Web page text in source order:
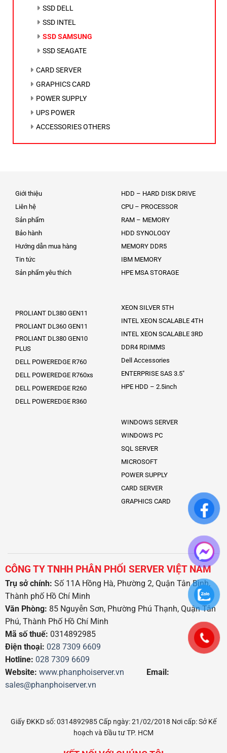
SSD DELL
SSD INTEL
SSD SAMSUNG
SSD SEAGATE
CARD SERVER
GRAPHICS CARD
POWER SUPPLY
UPS POWER
ACCESSORIES OTHERS
Giới thiệu
Liên hệ
Sản phẩm
Bảo hành
Hướng dẫn mua hàng
Tin tức
Sản phẩm yêu thích
PROLIANT DL380 GEN11
PROLIANT DL360 GEN11
PROLIANT DL380 GEN10
PLUS
DELL POWEREDGE R760
DELL POWEREDGE R760xs
DELL POWEREDGE R260
DELL POWEREDGE R360
HDD – HARD DISK DRIVE
CPU – PROCESSOR
RAM – MEMORY
HDD SYNOLOGY
MEMORY DDR5
IBM MEMORY
HPE MSA STORAGE
XEON SILVER 5TH
INTEL XEON SCALABLE 4TH
INTEL XEON SCALABLE 3RD
DDR4 RDIMMS
Dell Accessories
ENTERPRISE SAS 3.5″
HPE HDD – 2.5inch
WINDOWS SERVER
WINDOWS PC
SQL SERVER
MICROSOFT
POWER SUPPLY
CARD SERVER
GRAPHICS CARD
CÔNG TY TNHH PHÂN PHỐI SERVER VIỆT NAM
Trụ sở chính: Số 11A Hồng Hà, Phường 2, Quận Tân Bình,
Thành phố Hồ Chí Minh
Văn Phòng: 85 Nguyễn Sơn, Phường Phú Thạnh, Quận Tân
Phú, Thành Phố Hồ Chí Minh
Mã số thuế: 0314892985
Điện thoại: 028 7309 6609
Hotline: 028 7309 6609
Website: www.phanphoiserver.vn
Email:
sales@phanphoiserver.vn
Giấy ĐKKD số: 0314892985 Cấp ngày: 21/02/2018 Nơi cấp: Sở Kế
hoạch và Đầu tư TP. HCM